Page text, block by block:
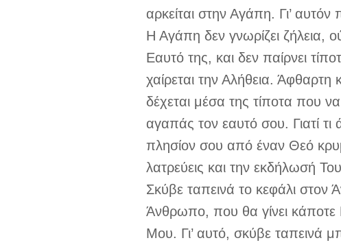
αρκείται στην Αγάπη. Γι’
Η Αγάπη δεν γνωρίζει ζήλεια,
Εαυτό της, και δεν παίρνει
χαίρεται την Αλήθεια. Άφθαρτη
δέχεται μέσα της τίποτα που
αγαπάς τον εαυτό σου. Γιατί τι
πλησίον σου από έναν Θεό
λατρεύεις και την εκδήλωσή
Σκύβε ταπεινά το κεφάλι
Άνθρωπο, που θα γίνει κάποτε
Μου. Γι’ αυτό, σκύβε ταπεινά